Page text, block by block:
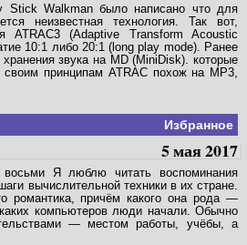
Stick Walkman было написано что для
неизвестная технология. Так вот,
ATRAC3 (Adaptive Transform Acoustic
10:1 либо 20:1 (long play mode). Ранее
звука на MD (MiniDisk). которые
принципам ATRAC похож на MP3,
Избранное
5 мая 2017
Я люблю читать воспоминания
вычислительной техники в их стране.
романтика, причём какого она рода —
компьютеров люди начали. Обычно
— местом работы, учёбы, а